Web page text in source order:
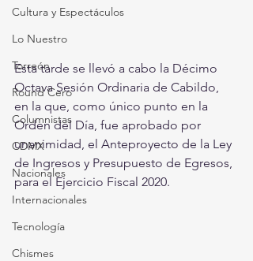
Cultura y Espectáculos
Lo Nuestro
Torreón
Round Cero
Columnistas
CDMX
Nacionales
Internacionales
Tecnología
Chismes
Esta tarde se llevó a cabo la Décimo
Octava Sesión Ordinaria de Cabildo,
en la que, como único punto en la
Orden del Día, fue aprobado por
unanimidad, el Anteproyecto de la Ley
de Ingresos y Presupuesto de Egresos,
para el Ejercicio Fiscal 2020.